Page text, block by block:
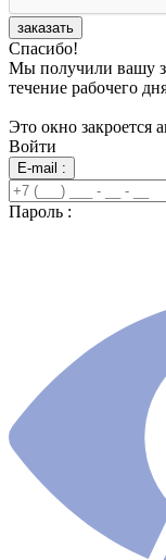
заказать
Спасибо!
Мы получили вашу
течение рабочего
Это окно закроется
Войти
E-mail :
Пароль :